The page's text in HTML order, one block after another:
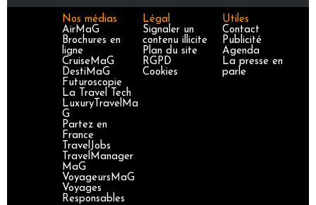
Nos médias
AirMaG
Brochures en
ligne
CruiseMaG
DestiMaG
Futuroscopie
La Travel Tech
LuxuryTravelMa
G
Partez en
France
TravelJobs
TravelManager
MaG
VoyageursMaG
Voyages
Responsables
Légal
Signaler un
contenu illicite
Plan du site
RGPD
Cookies
Utiles
Contact
Publicité
Agenda
La presse en
parle